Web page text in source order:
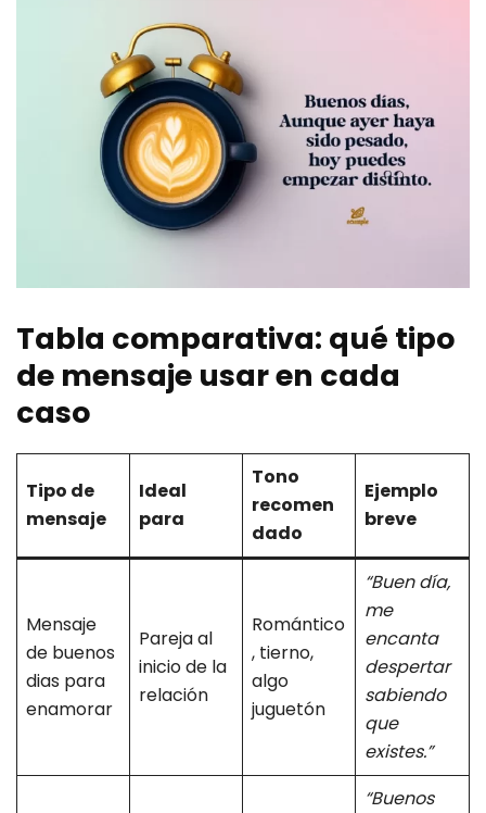
Tabla comparativa: qué tipo
de mensaje usar en cada
caso
Tipo de
mensaje
Ideal
para
Tono
recomen
dado
Ejemplo
breve
Mensaje
de buenos
dias para
enamorar
Pareja al
inicio de la
relación
Romántico
, tierno,
algo
juguetón
“Buen día,
me
encanta
despertar
sabiendo
que
existes.”
“Buenos